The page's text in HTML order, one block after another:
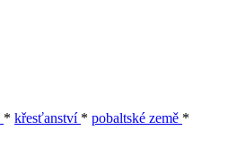
* křesťanství * pobaltské země *